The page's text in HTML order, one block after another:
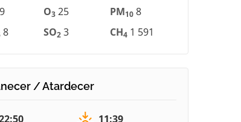
9 O3 25 PM10 8
8 SO2 3 CH4 1 591
/ Atardecer
11:39